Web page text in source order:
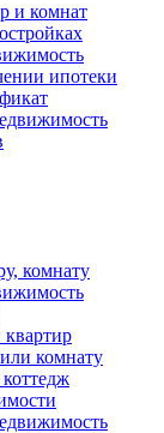
и комнат
ипотеки
комнату
комнату